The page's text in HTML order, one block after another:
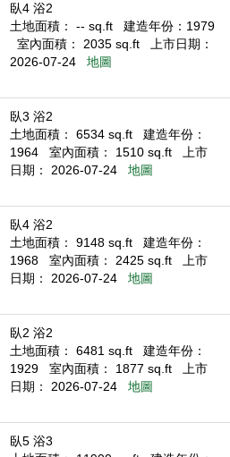
臥4 浴2
土地面積： -- sq.ft
建造年份：1979
室內面積： 2035 sq.ft
上市日期：
2026-07-24
地圖
臥3 浴2
土地面積： 6534 sq.ft
建造年份：
1964
室內面積： 1510 sq.ft
上市
日期： 2026-07-24
地圖
臥4 浴2
土地面積： 9148 sq.ft
建造年份：
1968
室內面積： 2425 sq.ft
上市
日期： 2026-07-24
地圖
臥2 浴2
土地面積： 6481 sq.ft
建造年份：
1929
室內面積： 1877 sq.ft
上市
日期： 2026-07-24
地圖
臥5 浴3